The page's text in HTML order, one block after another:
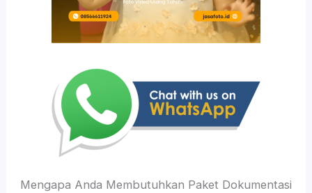
Mengapa Anda Membutuhkan Paket Dokumentasi